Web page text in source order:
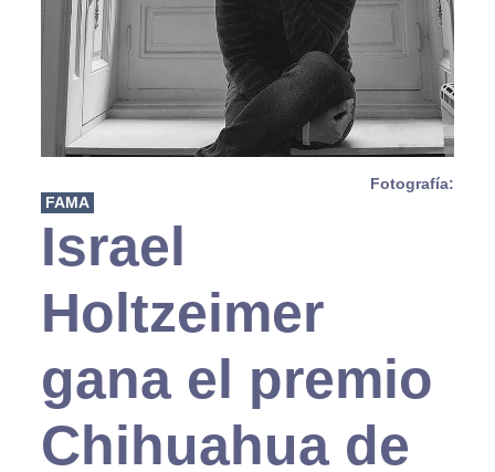
Fotografía:
FAMA
Israel
Holtzeimer
gana el premio
Chihuahua de